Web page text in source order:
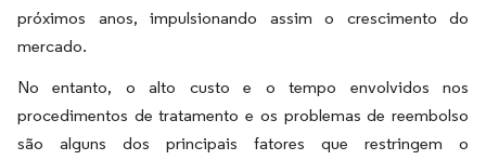
próximos anos, impulsionando assim o crescimento do
mercado.
No entanto, o alto custo e o tempo envolvidos nos
procedimentos de tratamento e os problemas de reembolso
são alguns dos principais fatores que restringem o